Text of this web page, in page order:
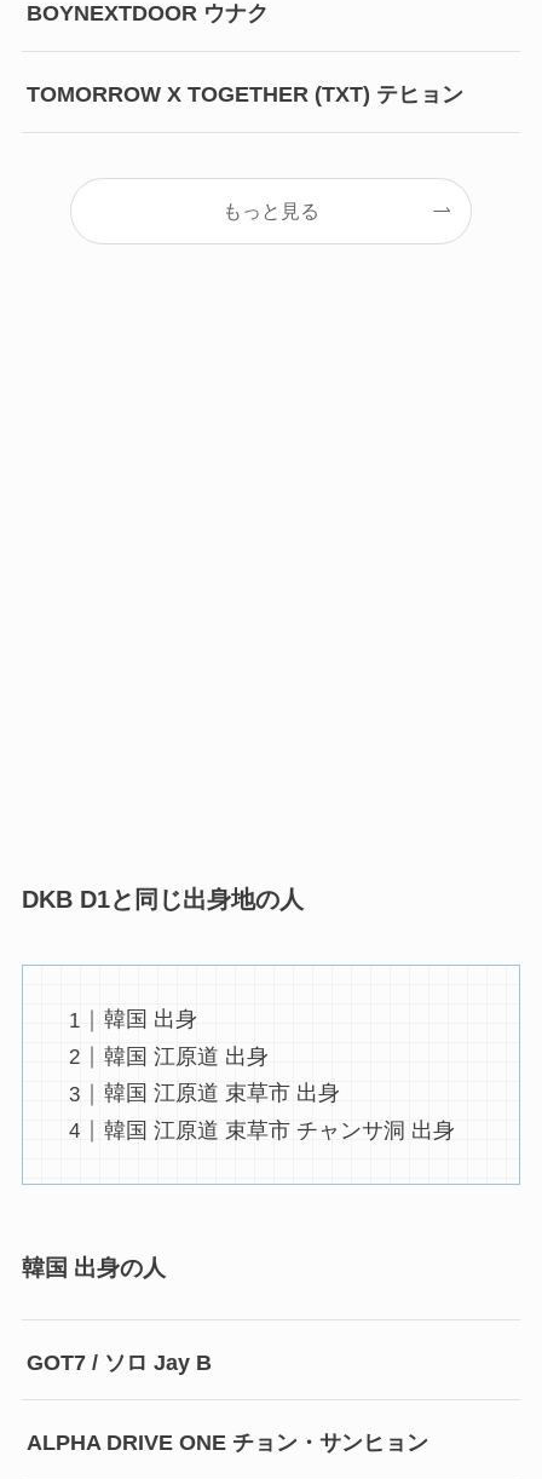
BOYNEXTDOOR ウナク
TOMORROW X TOGETHER (TXT) テヒョン
もっと見る
DKB D1と同じ出身地の人
韓国 出身
韓国 江原道 出身
韓国 江原道 束草市 出身
韓国 江原道 束草市 チャンサ洞 出身
韓国 出身の人
GOT7 / ソロ Jay B
ALPHA DRIVE ONE チョン・サンヒョン